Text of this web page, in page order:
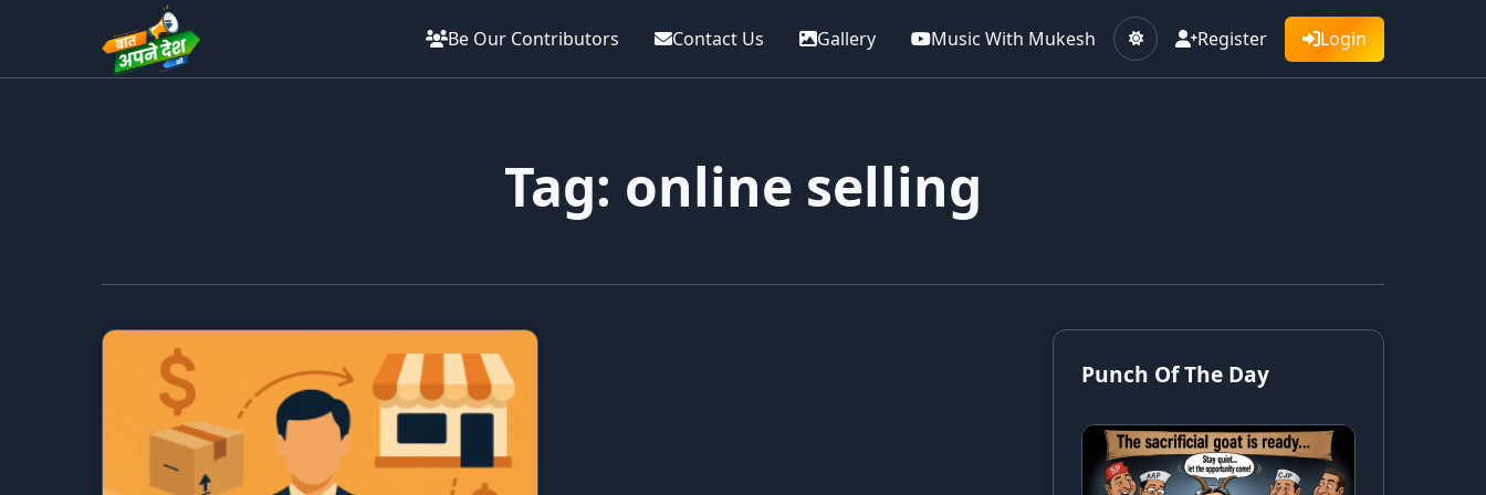
Be Our Contributors Contact Us Gallery Music With Mukesh Register Login
Tag: online selling
Punch Of The Day